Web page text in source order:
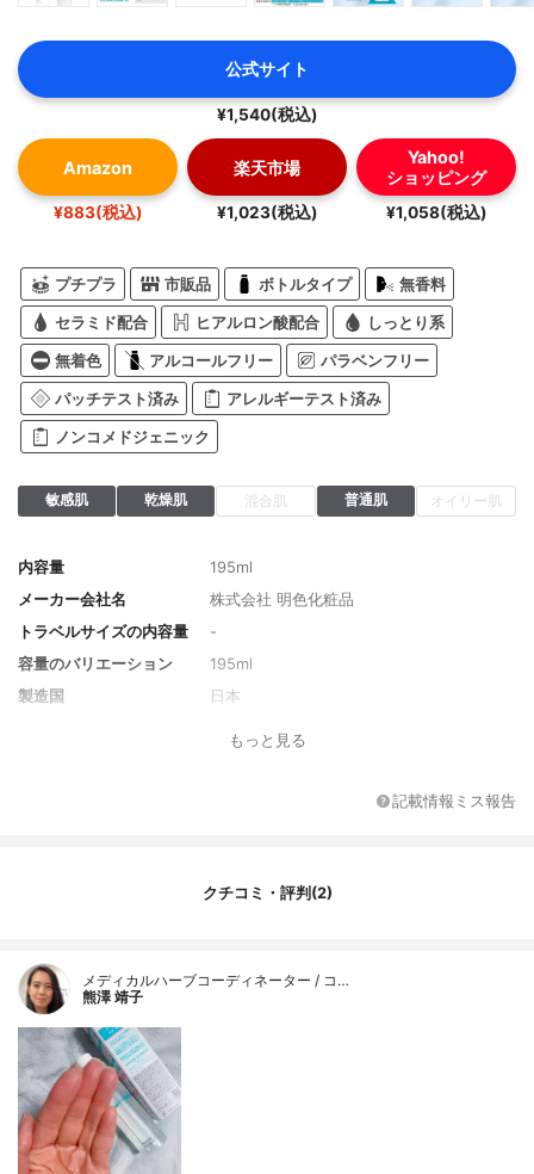
公式サイト
¥1,540(税込)
Amazon
¥883(税込)
楽天市場
¥1,023(税込)
Yahoo!
ショッピング
¥1,058(税込)
プチプラ 市販品 ボトルタイプ 無香料
セラミド配合 ヒアルロン酸配合 しっとり系
無着色 アルコールフリー パラベンフリー
パッチテスト済み アレルギーテスト済み
ノンコメドジェニック
敏感肌 乾燥肌 混合肌 普通肌 オイリー肌
内容量
195ml
メーカー会社名
株式会社 明色化粧品
トラベルサイズの内容量
-
容量のバリエーション
195ml
製造国
日本
キ種子油、チョウジエキス、チョウジ葉
パラギン酸、PCA、アラニン、トレオニ
もっと見る
記載情報ミス報告
クチコミ・評判(2)
メディカルハーブコーディネーター / コ…
熊澤 靖子